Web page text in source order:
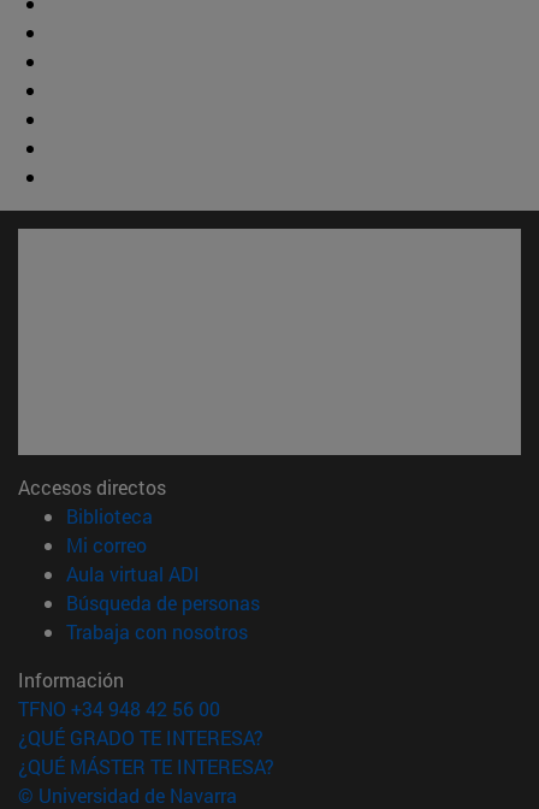
Accesos directos
Biblioteca
Mi correo(abre en nueva ventana)
Aula virtual ADI
Búsqueda de personas(abre en nueva ventana)
Trabaja con nosotros(abre en nueva ventana)
Información
TFNO +34 948 42 56 00
¿QUÉ GRADO TE INTERESA?
¿QUÉ MÁSTER TE INTERESA?
© Universidad de Navarra